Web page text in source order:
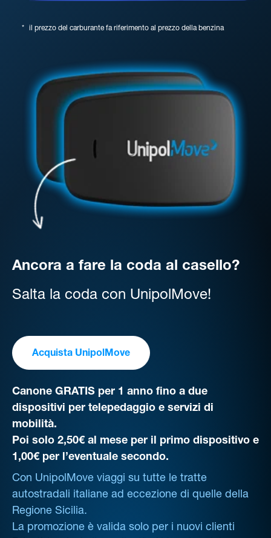
* il prezzo del carburante fa riferimento al prezzo della benzina
Ancora a fare la coda al casello?
Salta la coda con UnipolMove!
Acquista UnipolMove
Canone GRATIS per 1 anno fino a due
dispositivi per telepedaggio e servizi di
mobilità.
Poi solo 2,50€ al mese per il primo dispositivo e
1,00€ per l’eventuale secondo.
Con UnipolMove viaggi su tutte le tratte
autostradali italiane ad eccezione di quelle della
Regione Sicilia.
La promozione è valida solo per i nuovi clienti